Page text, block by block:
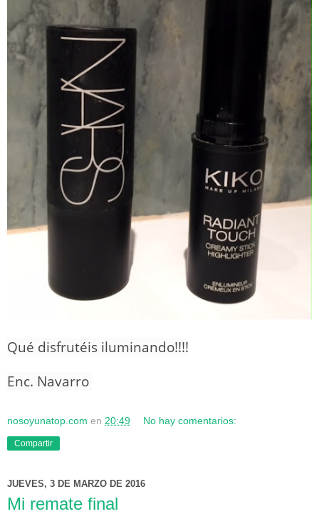
Qué disfrutéis iluminando!!!!
Enc. Navarro
nosoyunatop.com en 20:49 No hay comentarios:
Compartir
JUEVES, 3 DE MARZO DE 2016
Mi remate final